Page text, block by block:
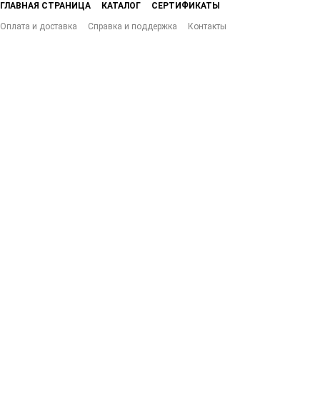
ГЛАВНАЯ СТРАНИЦА КАТАЛОГ СЕРТИФИКАТЫ
Оплата и доставка Справка и поддержка Контакты